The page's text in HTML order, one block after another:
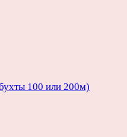
100 или 200м)